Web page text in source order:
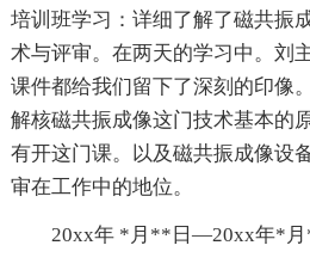
培训班学习：详细了解了磁共振
术与评审。在两天的学习中。刘
课件都给我们留下了深刻的印像
解核磁共振成像这门技术基本的
有开这门课。以及磁共振成像设
审在工作中的地位。
20xx年 *月**日—20xx年*月